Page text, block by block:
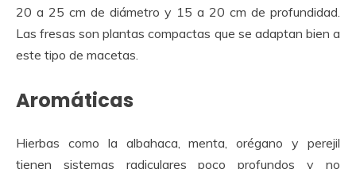
20 a 25 cm de diámetro y 15 a 20 cm de profundidad.
Las fresas son plantas compactas que se adaptan bien a
este tipo de macetas.
Aromáticas
Hierbas como la albahaca, menta, orégano y perejil
tienen sistemas radiculares poco profundos y no